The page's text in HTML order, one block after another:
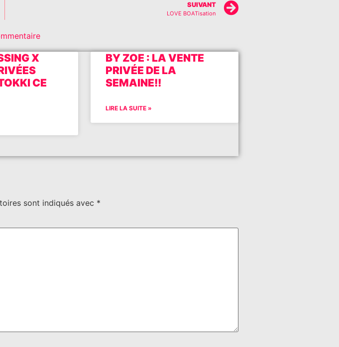
SUIVANT
LOVE BOATisation
X
CE
BY ZOE : LA VENTE
PRIVÉE DE LA
SEMAINE!!
LIRE LA SUITE »
sont indiqués avec *